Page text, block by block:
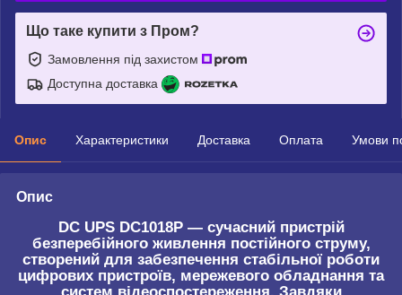
Що таке купити з Пром?
Замовлення під захистом
Доступна доставка
Опис Характеристики Доставка Оплата Умови
Опис
DC UPS DC1018P— сучасний пристрій
безперебійного живлення постійного струму,
створений для забезпечення стабільної роботи
цифрових пристроїв, мережевого обладнання та